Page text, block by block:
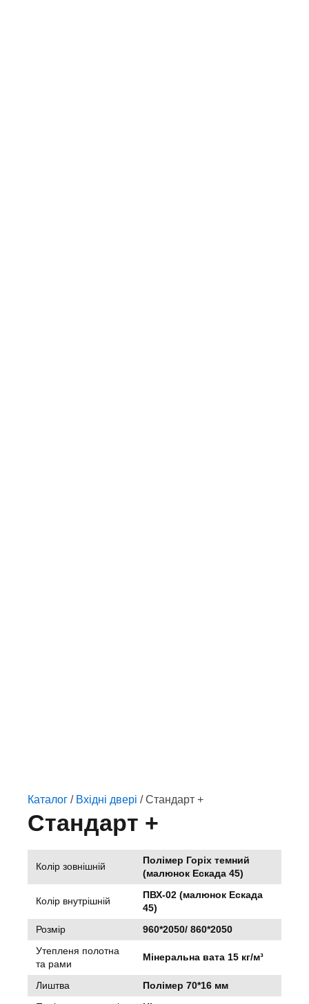
Каталог/Вхідні двері / Стандарт +
Стандарт +
Колір зовнішній
Полімер Горіх темний
(малюнок Ескада 45)
Колір внутрішній
ПВХ-02 (малюнок Ескада
45)
Розмір
960*2050/ 860*2050
Утепленя полотна
та рами
Мінеральна вата 15 кг/м³
Лиштва
Полімер 70*16 мм